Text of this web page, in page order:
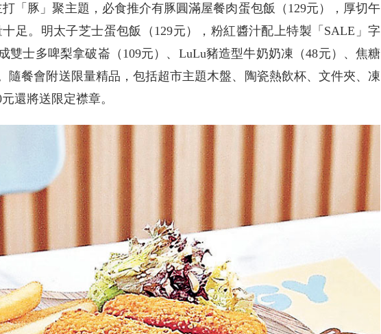
「豚」聚主題，必食推介有豚圓滿屋餐肉蛋包飯（129元），厚切午
足。明太子芝士蛋包飯（129元），粉紅醬汁配上特製「SALE」字
雙士多啤梨拿破崙（109元）、LuLu豬造型牛奶奶凍（48元）、焦糖
隨餐會附送限量精品，包括超市主題木盤、陶瓷熱飲杯、文件夾、凍
還將送限定襟章。